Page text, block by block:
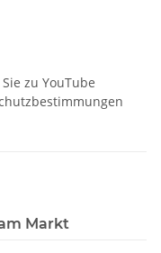
zu YouTube
Markt